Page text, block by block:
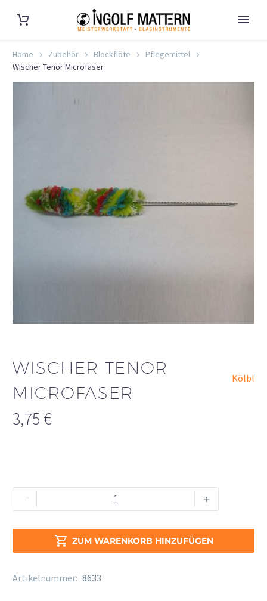
Home Zubehör Blockflöte
Pflegemittel
Wischer Tenor Microfaser
WISCHER TENOR
MICROFASER
Kölbl
3,75 €
-
Wischer
Tenor
+
 ZUM WARENKORB HINZUFÜGEN
Alternative:
Artikelnummer: 8633